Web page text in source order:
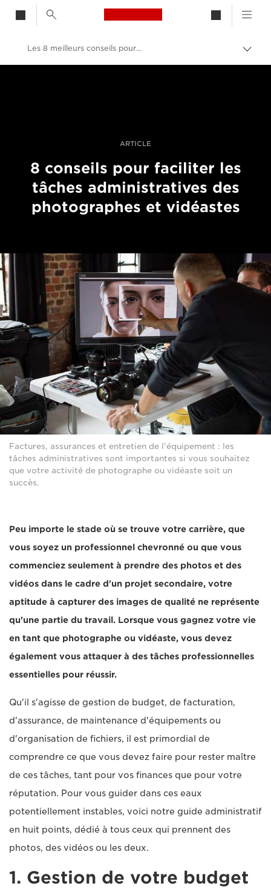
Canon Logo, back to
entre
Les 8 meilleurs conseils pour mieux gérer les tâches administratives
ARTICLE
8 conseils pour faciliter les
tâches administratives des
photographes et vidéastes
Factures, assurances et entretien de l'équipement : les
tâches administratives sont importantes si vous souhaitez
que votre activité de photographe ou vidéaste soit un
succès.
Peu importe le stade où se trouve votre carrière, que
vous soyez un professionnel chevronné ou que vous
commenciez seulement à prendre des photos et des
vidéos dans le cadre d'un projet secondaire, votre
aptitude à capturer des images de qualité ne représente
qu'une partie du travail. Lorsque vous gagnez votre vie
en tant que photographe ou vidéaste, vous devez
également vous attaquer à des tâches professionnelles
essentielles pour réussir.
Qu'il s'agisse de gestion de budget, de facturation,
d'assurance, de maintenance d'équipements ou
d'organisation de fichiers, il est primordial de
comprendre ce que vous devez faire pour rester maître
de ces tâches, tant pour vos finances que pour votre
réputation. Pour vous guider dans ces eaux
potentiellement instables, voici notre guide administratif
en huit points, dédié à tous ceux qui prennent des
photos, des vidéos ou les deux.
1. Gestion de votre budget